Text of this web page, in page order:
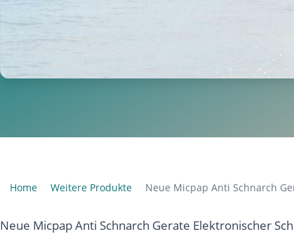
Home Weitere Produkte Neue Micpap Anti Schnarch
Neue Micpap Anti Schnarch Gerate Elektronischer